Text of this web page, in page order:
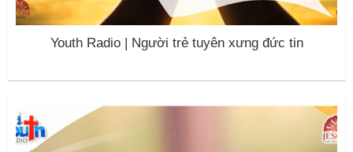
Youth Radio | Người trẻ tuyên xưng đức tin